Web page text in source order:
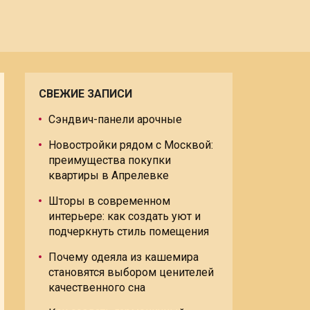
СВЕЖИЕ ЗАПИСИ
Сэндвич-панели арочные
Новостройки рядом с Москвой:
преимущества покупки
квартиры в Апрелевке
Шторы в современном
интерьере: как создать уют и
подчеркнуть стиль помещения
Почему одеяла из кашемира
становятся выбором ценителей
качественного сна